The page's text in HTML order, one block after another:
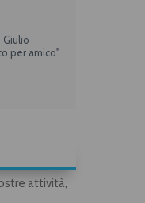
Giulio
per amico"
attività,